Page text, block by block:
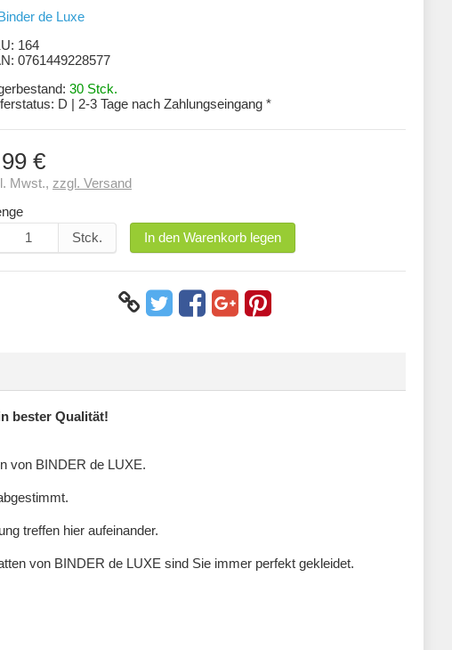
164
0761449228577
30 Stck.
D | 2-3 Tage nach Zahlungseingang *
€
Mwst., zzgl. Versand
Stck.
In den Warenkorb legen
bester Qualität!
von BINDER de LUXE.
treffen hier aufeinander.
von BINDER de LUXE sind Sie immer perfekt gekleidet.